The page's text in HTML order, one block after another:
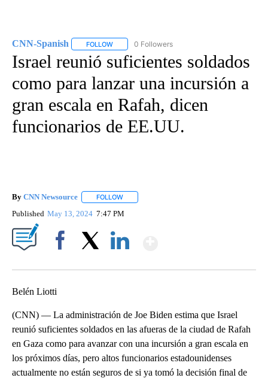
CNN-Spanish FOLLOW FOLLOW "CNN-SPANISH" TO RECEIVE
0 Followers
Israel reunió suficientes soldados
como para lanzar una incursión a
gran escala en Rafah, dicen
funcionarios de EE.UU.
By CNN Newsource FOLLOW
Published May 13, 2024 7:47 PM
Belén Liotti
(CNN) — La administración de Joe Biden estima que Israel
reunió suficientes soldados en las afueras de la ciudad de Rafah
en Gaza como para avanzar con una incursión a gran escala en
los próximos días, pero altos funcionarios estadounidenses
actualmente no están seguros de si ya tomó la decisión final de